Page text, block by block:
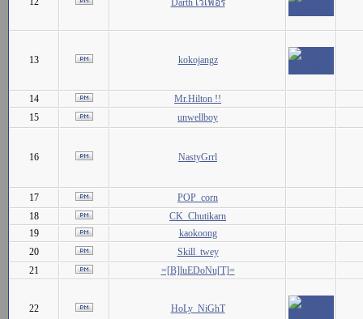
Darth เวเฟอร์
13 kokojangz
14
Mr.Hilton !!
15
unwellboy
16 NastyGrrl
17
POP_corn
18
CK_Chutikarn
19
kaokoong
20
Skill_twey
21
=[B]luEDoNu[T]=
22 HoLy_NiGhT